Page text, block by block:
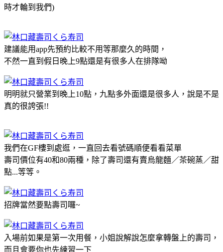
時才輪到我們)
建議能用app先預約比較不用等那麼久的時間，
不然一直到假日晚上9點還是有很多人在排隊呦
明明就只營業到晚上10點，九點多外面還是很多人，說是不是
真的很誇張!!
我們在GF樓到處逛，一直回去看號碼順便看看菜單
壽司價位有40和80兩種，除了壽司還有賣烏龍麵／茶碗蒸／甜
點...等等。
招牌當然要點壽司囉~
入場前如果是第一次用餐，小姐說解說怎麼拿轉盤上的壽司，
而且會要你也先練習一下